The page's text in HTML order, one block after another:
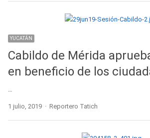
YUCATÁN
Cabildo de Mérida
en beneficio de los
…
1 julio, 2019 Author
Reportero Tatich